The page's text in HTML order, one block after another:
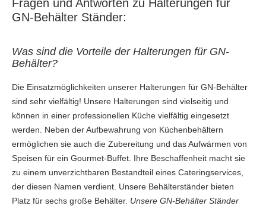
Fragen und Antworten zu Halterungen für
GN-Behälter Ständer:
Was sind die Vorteile der Halterungen für GN-
Behälter?
Die Einsatzmöglichkeiten unserer Halterungen für GN-Behälter
sind sehr vielfältig! Unsere Halterungen sind vielseitig und
können in einer professionellen Küche vielfältig eingesetzt
werden. Neben der Aufbewahrung von Küchenbehältern
ermöglichen sie auch die Zubereitung und das Aufwärmen von
Speisen für ein Gourmet-Buffet. Ihre Beschaffenheit macht sie
zu einem unverzichtbaren Bestandteil eines Cateringservices,
der diesen Namen verdient. Unsere Behälterständer bieten
Platz für sechs große Behälter. Unsere GN-Behälter Ständer